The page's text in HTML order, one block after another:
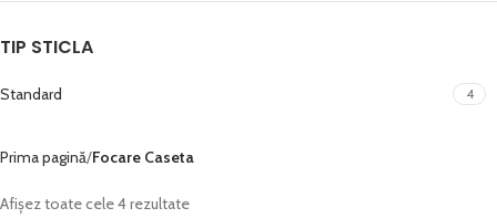
TIP STICLA
Standard 4
Prima pagină Focare Caseta
Afișez toate cele 4 rezultate